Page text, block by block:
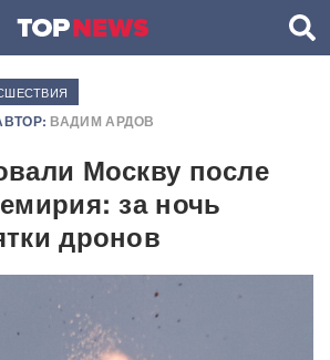
ВАДИМ АРДОВ
Москву после
за ночь
дронов